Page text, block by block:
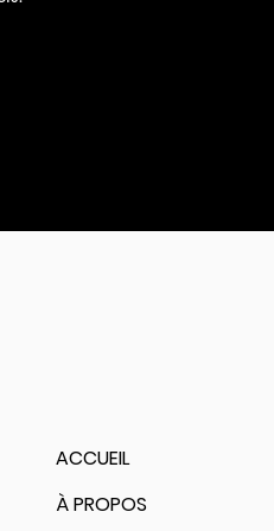
ACCUEIL
À PROPOS